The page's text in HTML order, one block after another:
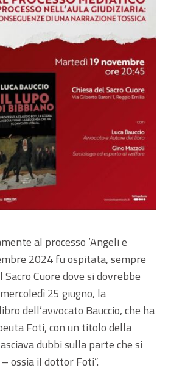
al processo ‘Angeli e
2024 fu ospitata, sempre
Cuore dove si dovrebbe
25 giugno, la
dell’avvocato Bauccio, che ha
Foti, con un titolo della
dubbi sulla parte che si
ossia il dottor Foti”.